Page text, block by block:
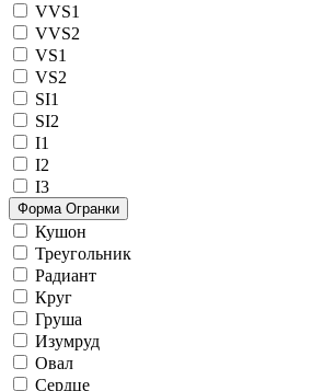
VVS1
VVS2
VS1
VS2
SI1
SI2
I1
I2
I3
Форма Огранки
Кушон
Треугольник
Радиант
Круг
Груша
Изумруд
Овал
Сердце